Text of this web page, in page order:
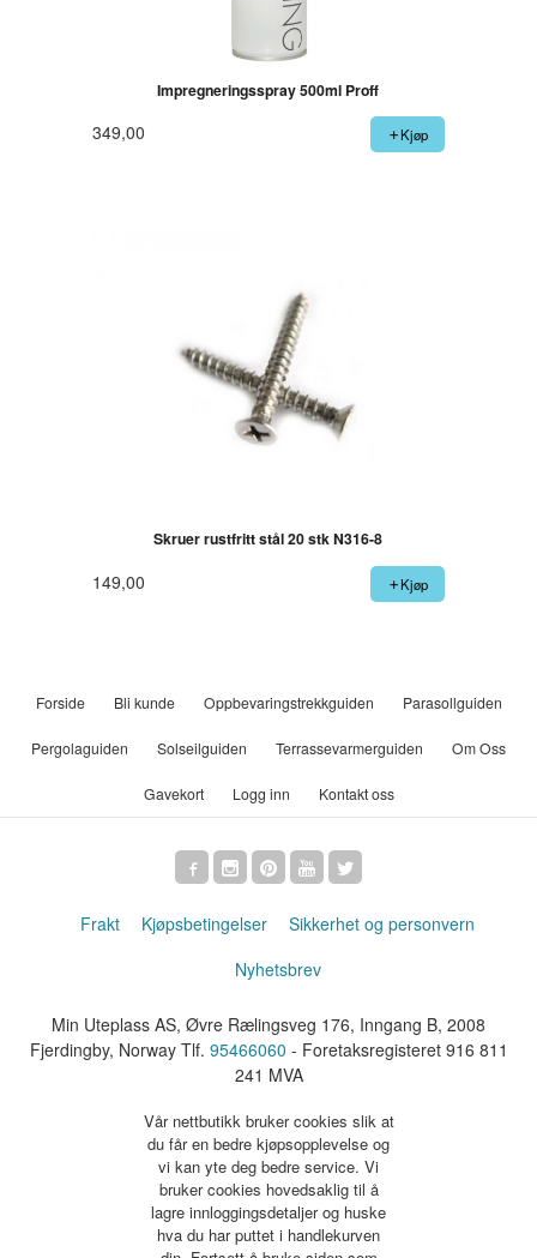
Impregneringsspray 500ml Proff
349,00 Kjøp
Skruer rustfritt stål 20 stk N316-8
149,00 Kjøp
Forside Bli kunde Oppbevaringstrekkguiden Parasollguiden
Pergolaguiden Solseilguiden Terrassevarmerguiden Om Oss
Gavekort Logg inn Kontakt oss
Frakt Kjøpsbetingelser
Sikkerhet og personvern
Nyhetsbrev
Min Uteplass AS, Øvre Rælingsveg 176, Inngang B, 2008
Fjerdingby, Norway Tlf. 95466060 - Foretaksregisteret 916 811
241 MVA
Vår nettbutikk bruker cookies slik at
du får en bedre kjøpsopplevelse og
vi kan yte deg bedre service. Vi
bruker cookies hovedsaklig til å
lagre innloggingsdetaljer og huske
hva du har puttet i handlekurven